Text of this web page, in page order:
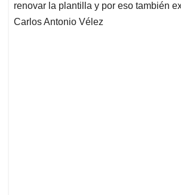
renovar la plantilla y por eso también
Carlos Antonio Vélez